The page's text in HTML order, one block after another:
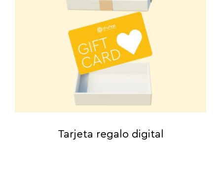
Tarjeta regalo digital